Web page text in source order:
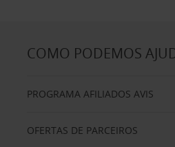
COMO PODEMOS
PROGRAMA AFILIADOS AVIS
OFERTAS DE PARCEIROS